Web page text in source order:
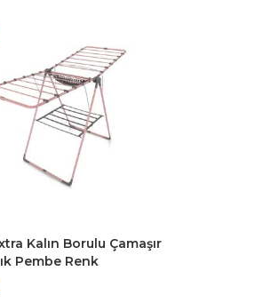
Kalın Borulu Çamaşır
Pembe Renk